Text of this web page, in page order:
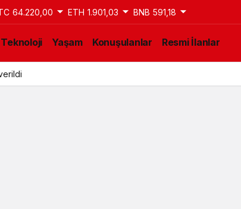
64.220,00 ETH 1.901,03 BNB 591,18
Teknoloji Yaşam Konuşulanlar Resmi İlanlar